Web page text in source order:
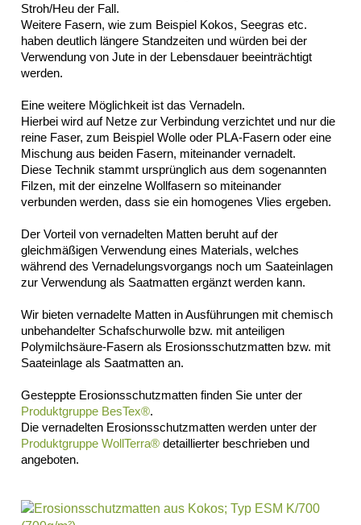
BesTex®
Erosionsschutzmatte
Kokosgewebe
Saatmatte
Maulwurf-
und
Wühlmausschutzgitter
Impressum
Datenschutz
Suche
SCHLIESSEN
BGS-
Helixis®
Bodendeckermatte
Substratmatte
Impressum
Datenschutz
Suche
SCHLIESSEN
Composit®
Flinke
Hecke®
Repotex®
Stroh/Heu der Fall.
Weitere Fasern, wie zum Beispiel Kokos, Seegras etc.
haben deutlich längere Standzeiten und würden bei der
Verwendung von Jute in der Lebensdauer beeinträchtigt
werden.
Eine weitere Möglichkeit ist das Vernadeln.
Hierbei wird auf Netze zur Verbindung verzichtet und nur die
reine Faser, zum Beispiel Wolle oder PLA-Fasern oder eine
Mischung aus beiden Fasern, miteinander vernadelt.
Diese Technik stammt ursprünglich aus dem sogenannten
Filzen, mit der einzelne Wollfasern so miteinander
verbunden werden, dass sie ein homogenes Vlies ergeben.
Der Vorteil von vernadelten Matten beruht auf der
gleichmäßigen Verwendung eines Materials, welches
während des Vernadelungsvorgangs noch um Saateinlagen
zur Verwendung als Saatmatten ergänzt werden kann.
Wir bieten vernadelte Matten in Ausführungen mit chemisch
unbehandelter Schafschurwolle bzw. mit anteiligen
Polymilchsäure-Fasern als Erosionsschutzmatten bzw. mit
Saateinlage als Saatmatten an.
Gesteppte Erosionsschutzmatten finden Sie unter der
Produktgruppe BesTex®.
Die vernadelten Erosionsschutzmatten werden unter der
Produktgruppe WollTerra® detaillierter beschrieben und
angeboten.